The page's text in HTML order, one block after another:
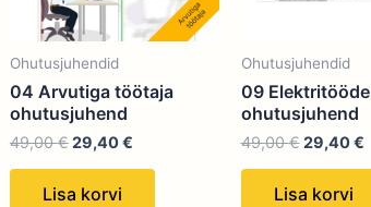
Ohutusjuhendid
04 Arvutiga töötaja
ohutusjuhend
49,00€29,40€
Lisa korvi
Ohutusjuhendid
09 Elektritööde
ohutusjuhend
49,00€ 29,40€
Lisa korvi